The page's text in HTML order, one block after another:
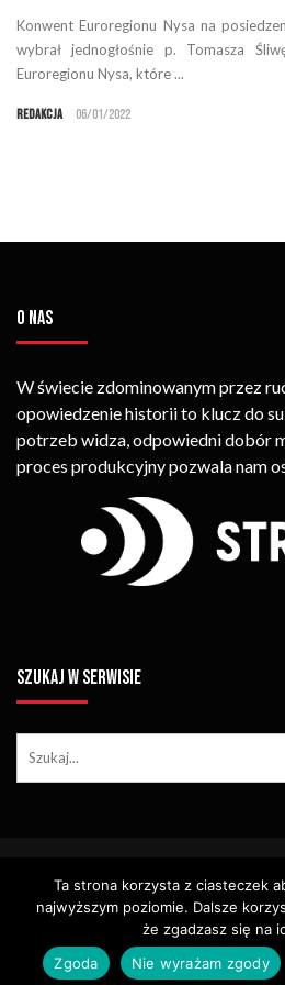
Konwent Euroregionu Nysa na
wybrał jednogłośnie p. Tomasza
Euroregionu Nysa, które ...
Redakcja 06/01/2022
O NAS
W świecie zdominowanym przez
opowiedzenie historii to klucz do
potrzeb widza, odpowiedni dobór
proces produkcyjny pozwala nam
SZUKAJ W SERWISIE
Tym Zdjęć, Materiałów Wideo)
Zabronione.
Identyfikacja Wizualna –
Polityka Cookies
Polityka
Polityka Wydawnicza
Kontakt
Ta strona korzysta z ciasteczek
najwyższym poziomie. Dalsze
że zgadzasz się na
Zgoda
Nie wyrażam zgody